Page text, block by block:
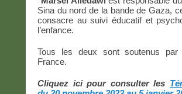
Sina du nord de la bande de Gaza,
consacre au suivi éducatif et
l’enfance.
Tous les deux sont soutenus par
France.
Cliquez ici pour consulter les